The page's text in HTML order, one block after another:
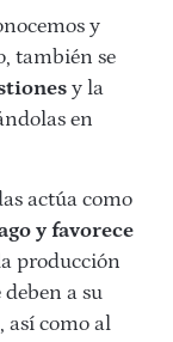
y
también se
y la
en
actúa como
y favorece
producción
deben a su
así como al